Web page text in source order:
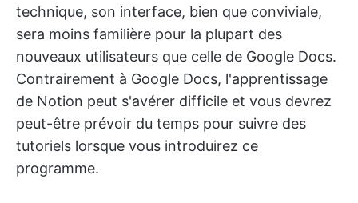
technique, son interface, bien que conviviale,
sera moins familière pour la plupart des
nouveaux utilisateurs que celle de Google Docs.
Contrairement à Google Docs, l'apprentissage
de Notion peut s'avérer difficile et vous devrez
peut-être prévoir du temps pour suivre des
tutoriels lorsque vous introduirez ce
programme.